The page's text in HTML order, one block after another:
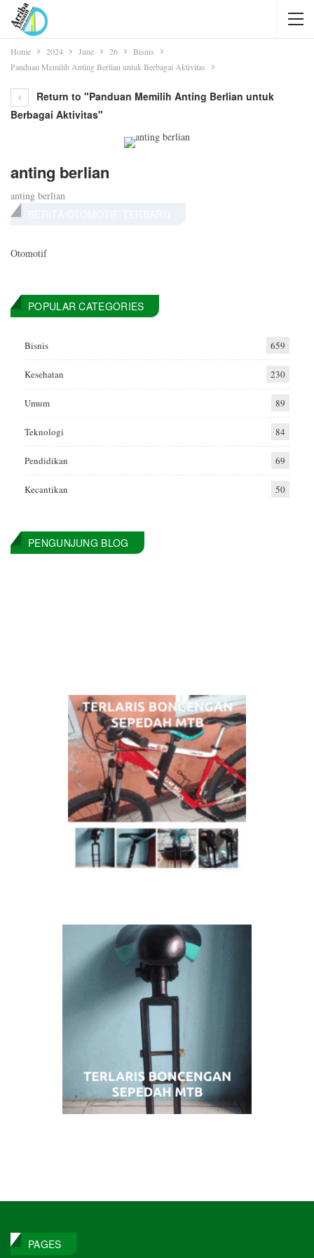
Home 2024 June 26
Bisnis
Panduan Memilih Anting Berlian untuk Berbagai Aktivitas
Return to "Panduan Memilih Anting Berlian untuk
Berbagai Aktivitas"
anting berlian
anting berlian
Otomotif
POPULAR CATEGORIES
Bisnis 659
Kesehatan 230
Umum 89
Teknologi 84
Pendidikan 69
Kecantikan 50
PENGUNJUNG BLOG
PAGES